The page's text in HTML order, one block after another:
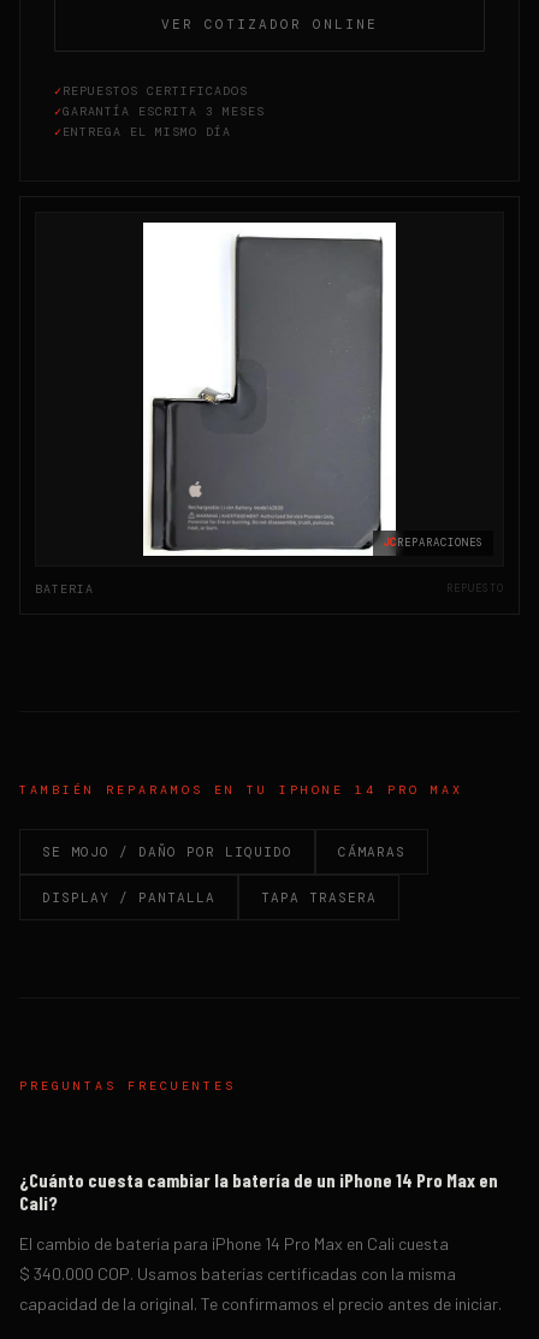
VER COTIZADOR ONLINE
✓ REPUESTOS CERTIFICADOS
✓GARANTÍA ESCRITA 3 MESES
✓ ENTREGA EL MISMO DÍA
JCREPARACIONES
BATERIA REPUESTO
TAMBIÉN REPARAMOS EN TU IPHONE 14 PRO MAX
SE MOJO / DAÑO POR LIQUIDO CÁMARAS
DISPLAY / PANTALLA TAPA TRASERA
PREGUNTAS FRECUENTES
¿Cuánto cuesta cambiar la batería de un iPhone 14 Pro Max en
Cali?
El cambio de batería para iPhone 14 Pro Max en Cali cuesta
$ 340.000 COP. Usamos baterías certificadas con la misma
capacidad de la original. Te confirmamos el precio antes de iniciar.